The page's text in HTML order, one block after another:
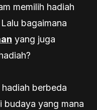
memilih hadiah
bagaimana
yang juga
berbeda
budaya yang mana